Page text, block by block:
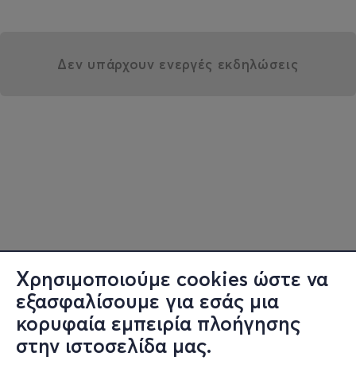
Χρησιμοποιούμε cookies ώστε να
εξασφαλίσουμε για εσάς μια
κορυφαία εμπειρία πλοήγησης
στην ιστοσελίδα μας.
Δεν υπάρχουν ενεργές εκδηλώσεις